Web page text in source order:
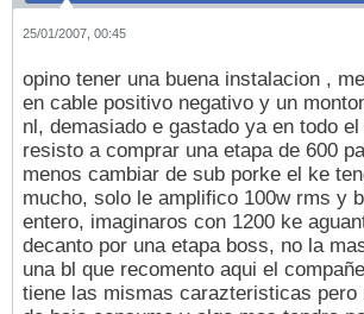
25/01/2007, 00:45
opino tener una buena instalacion ,
en cable positivo negativo y un
nl, demasiado e gastado ya en todo
resisto a comprar una etapa de 600
menos cambiar de sub porke el ke
mucho, solo le amplifico 100w rms y
entero, imaginaros con 1200 ke
decanto por una etapa boss, no la
una bl que recomento aqui el
tiene las mismas carazteristicas pero